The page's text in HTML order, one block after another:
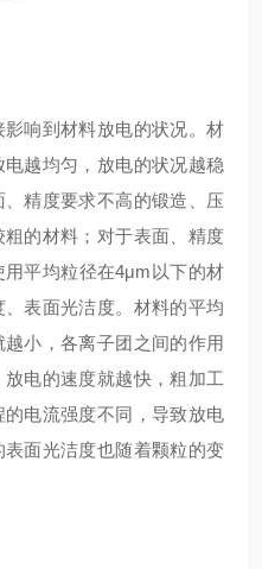
响到材料放电的状况。材
越均匀，放电的状况越稳
精度要求不高的锻造、压
的材料；对于表面、精度
平均粒径在4μm以下的材
表面光洁度。材料的平均
小，各离子团之间的作用
电的速度就越快，粗加工
电流强度不同，导致放电
面光洁度也随着颗粒的变